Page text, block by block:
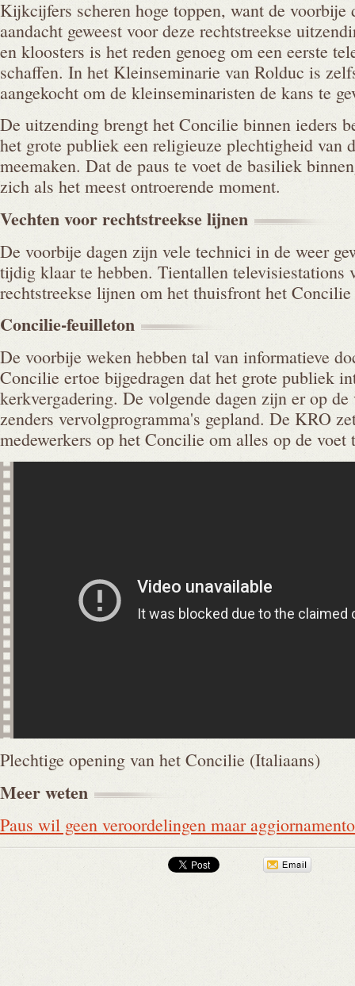
Kijkcijfers scheren hoge toppen, want de voorbije
aandacht geweest voor deze rechtstreekse
en kloosters is het reden genoeg om een eerste
schaffen. In het Kleinseminarie van Rolduc is
aangekocht om de kleinseminaristen de kans te
De uitzending brengt het Concilie binnen ieders
het grote publiek een religieuze plechtigheid van
meemaken. Dat de paus te voet de basiliek
zich als het meest ontroerende moment.
Vechten voor rechtstreekselijnen
De voorbije dagen zijn vele technici in de weer
tijdig klaar te hebben. Tientallen televisiestations
rechtstreekse lijnen om het thuisfront het
Concilie-feuilleton
De voorbije weken hebben tal van informatieve
Concilie ertoe bijgedragen dat het grote publiek
kerkvergadering. De volgende dagen zijn er op
zenders vervolgprogramma's gepland. De KRO
medewerkers op het Concilie om alles op de voet
Plechtige opening van het Concilie (Italiaans)
Meerweten
Paus wil geen veroordelingen maar aggiornamento